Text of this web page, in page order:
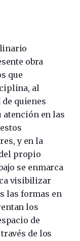
obra
que
al
quienes
atención en las
y en la
propio
se enmarca
visibilizar
las formas en
los
de
de los